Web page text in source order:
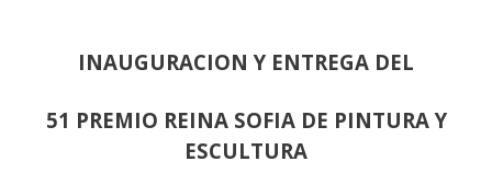
INAUGURACION Y ENTREGA DEL
51 PREMIO REINA SOFIA DE PINTURA Y
ESCULTURA